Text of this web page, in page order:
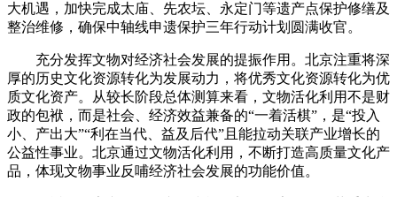
大机遇，加快完成太庙、先农坛、永定门等遗产点保护修缮及
整治维修，确保中轴线申遗保护三年行动计划圆满收官。
充分发挥文物对经济社会发展的提振作用。北京注重将深
厚的历史文化资源转化为发展动力，将优秀文化资源转化为优
质文化资产。从较长阶段总体测算来看，文物活化利用不是财
政的包袱，而是社会、经济效益兼备的“一着活棋”，是“投入
小、产出大”“利在当代、益及后代”且能拉动关联产业增长的
公益性事业。北京通过文物活化利用，不断打造高质量文化产
品，体现文物事业反哺经济社会发展的功能价值。